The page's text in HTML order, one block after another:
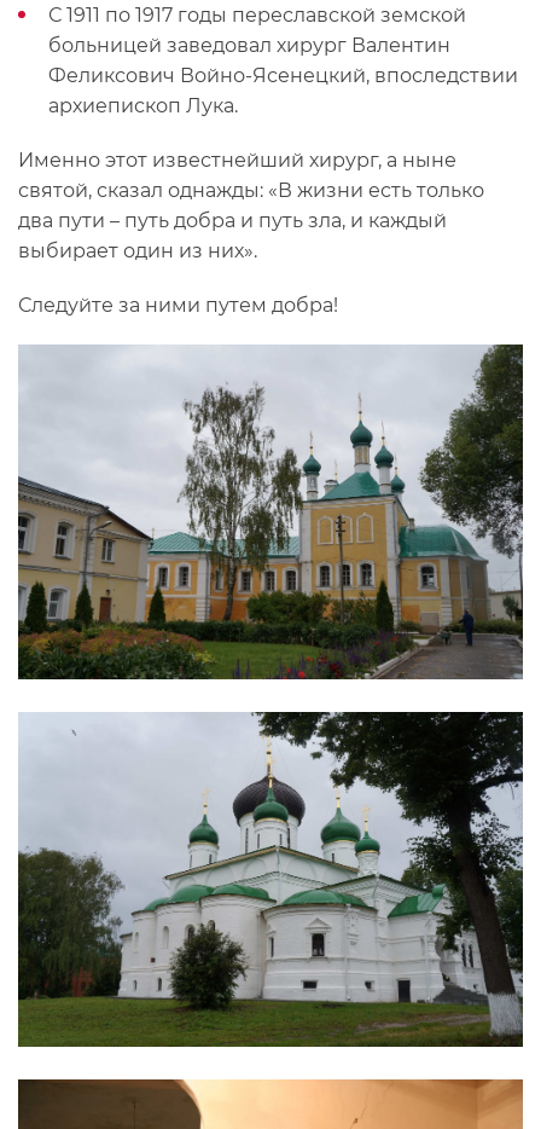
С 1911 по 1917 годы переславской земской
больницей заведовал хирург Валентин
Феликсович Войно-Ясенецкий, впоследствии
архиепископ Лука.
Именно этот известнейший хирург, а ныне
святой, сказал однажды: «В жизни есть только
два пути – путь добра и путь зла, и каждый
выбирает один из них».
Следуйте за ними путем добра!